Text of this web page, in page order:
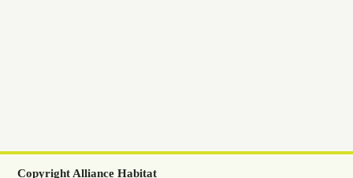
Copyright Alliance Habitat